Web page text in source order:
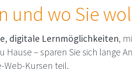
und wo Sie
digitale Lernmöglichkeiten,
Hause – sparen Sie sich lange
Web-Kursen teil.